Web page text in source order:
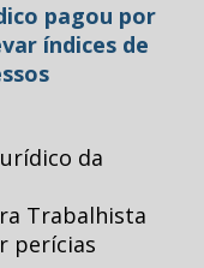
pagou por
índices de
da
Trabalhista
perícias